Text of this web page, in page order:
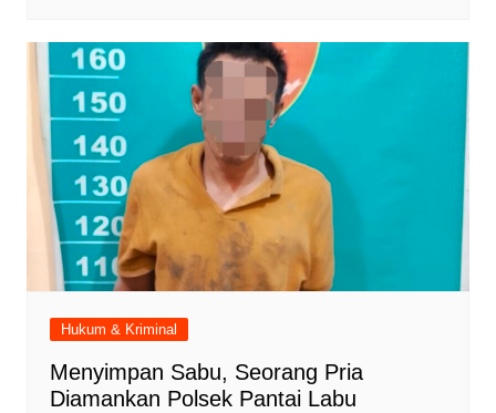
Hukum & Kriminal
Menyimpan Sabu, Seorang Pria
Diamankan Polsek Pantai Labu